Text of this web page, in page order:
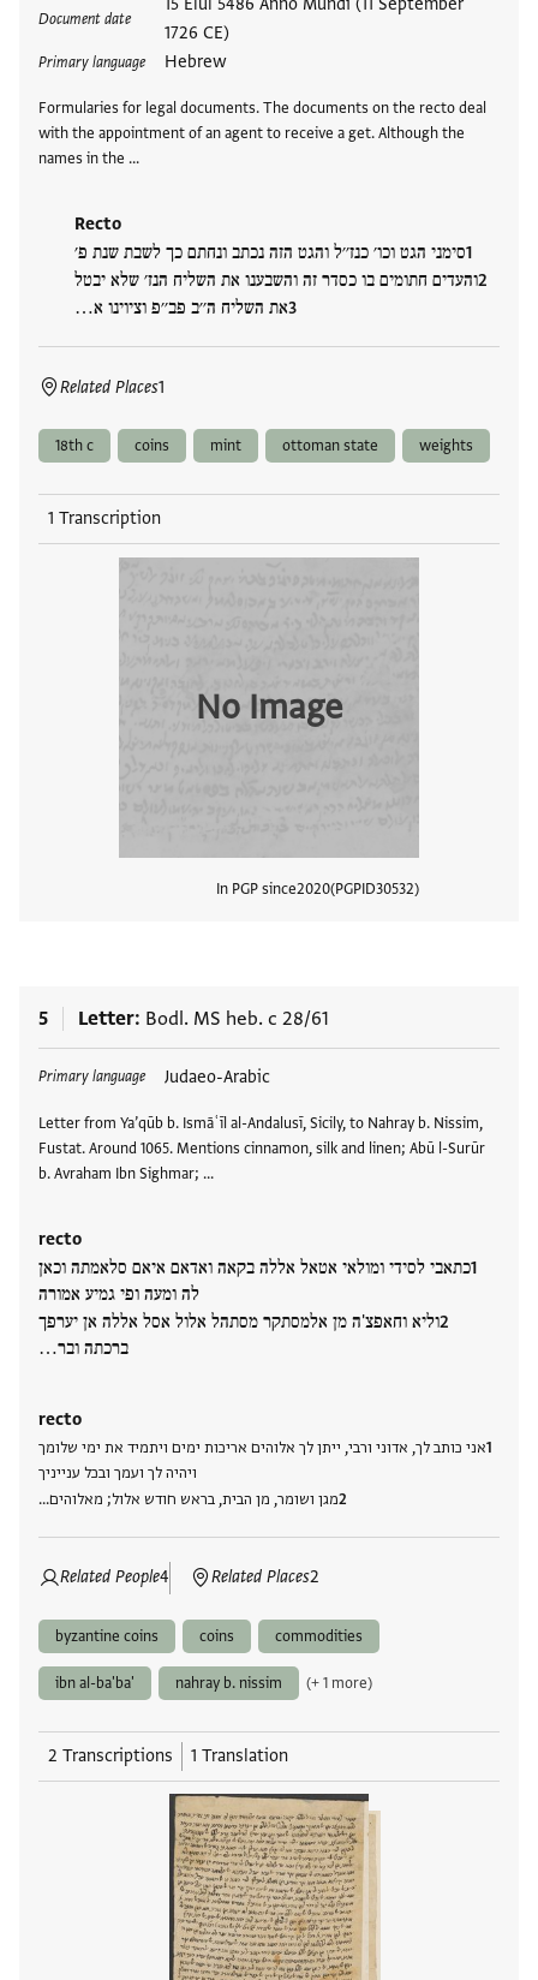
Document date
1726 CE)
Primary language Hebrew
Formularies for legal documents. The documents on the recto deal
with the appointment of an agent to receive a get. Although the
names in the …
Recto
סימני הגט וכו׳ כנז׳׳ל והגט הזה נכתב ונחתם כך לשבת שנת פ׳
והעדים חתומים בו כסדר זה והשבענו את השליח הנז׳ שלא יבטל
את השליח ה׳׳ב פב׳׳פ וציוינו א…
Related Places1
18th c coins mint ottoman state weights
1 Transcription
No Image
In PGP since2020 PGPID30532
5 Letter Bodl. MS heb. c 28/61
Primary language Judaeo-Arabic
Letter from Ya’qūb b. Ismāʿīl al-Andalusī, Sicily, to Nahray b. Nissim,
Fustat. Around 1065. Mentions cinnamon, silk and linen; Abū l-Surūr
b. Avraham Ibn Sighmar; …
recto
כתאבי לסידי ומולאי אטאל אללה בקאה ואדאם איאם סלאמתה וכאן
לה ומעה ופי גמיע אמורה
וליא וחאפצ'ה מן אלמסתקר מסתהל אלול אסל אללה אן יערפך
ברכתה ובר…
recto
אני כותב לך, אדוני ורבי, ייתן לך אלוהים אריכות ימים ויתמיד את ימי שלומך
ויהיה לך ועמך ובכל ענייניך
מגן ושומר, מן הבית, בראש חודש אלול; מאלוהים…
Related People4 Related Places2
Tags
byzantine coins coins commodities
ibn al-ba'ba' nahray b. nissim (+ 1 more)
2 Transcriptions 1 Translation